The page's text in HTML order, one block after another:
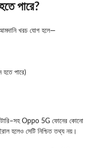
পারে?
খরচ যোগ হলে—
হতে পারে)
Oppo 5G ফোনের কোনো
হলেও সেটি নিশ্চিত তথ্য নয়।